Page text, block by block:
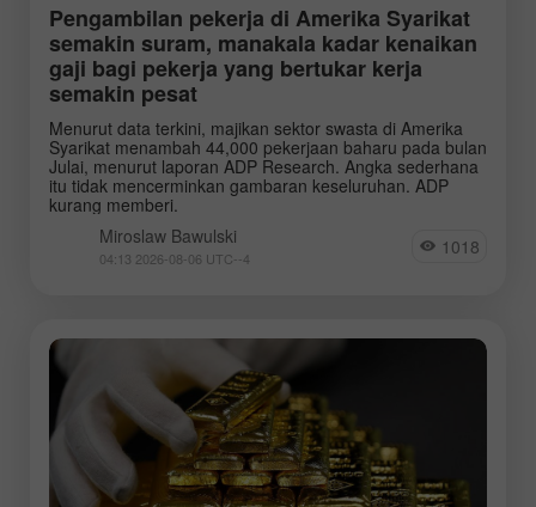
Pengambilan pekerja di Amerika Syarikat
semakin suram, manakala kadar kenaikan
gaji bagi pekerja yang bertukar kerja
semakin pesat
Menurut data terkini, majikan sektor swasta di Amerika
Syarikat menambah 44,000 pekerjaan baharu pada bulan
Julai, menurut laporan ADP Research. Angka sederhana
itu tidak mencerminkan gambaran keseluruhan. ADP
kurang memberi.
Miroslaw Bawulski
04:13 2026-08-06 UTC--4 1018